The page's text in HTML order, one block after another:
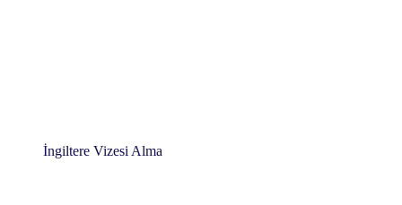
İngiltere Vizesi Alma